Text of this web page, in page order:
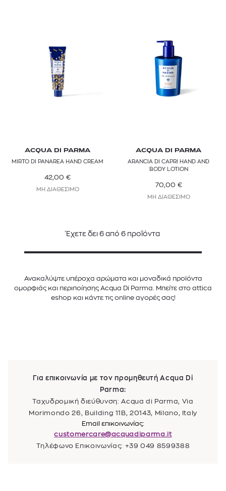
ACQUA DI PARMA
MIRTO DI PANAREA HAND CREAM
42,00 €
ΜΗ ΔΙΑΘΕΣΙΜΟ
ACQUA DI PARMA
ARANCIA DI CAPRI HAND AND
BODY LOTION
70,00 €
ΜΗ ΔΙΑΘΕΣΙΜΟ
Έχετε δει 6 από 6 προϊόντα
Ανακαλύψτε υπέροχα αρώματα και μοναδικά προϊόντα
ομορφιάς και περιποίησης Acqua Di Parma. Μπείτε στο attica
eshop και κάντε τις online αγορές σας!
Για επικοινωνία με τον προμηθευτή Acqua Di
Parma:
Ταχυδρομική διεύθυνση: Acqua di Parma, Via
Morimondo 26, Building 11B, 20143, Milano, Italy
Email επικοινωνίας:
customercare@acquadiparma.it
Τηλέφωνο Επικοινωνίας: +39 049 8599388